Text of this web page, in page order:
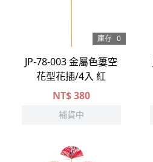
庫存 0
JP-78-003 金屬色簍空
花型花插/4入 紅
NT$380
補貨中